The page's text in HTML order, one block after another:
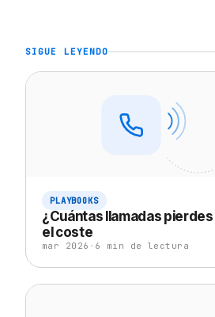
SIGUE LEYENDO
PLAYBOOKS
¿Cuántas llamadas pierdes
el coste
mar 2026 · 6 min de lectura